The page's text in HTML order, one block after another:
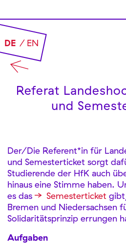
DE EN
Referat
und
Der/Die Referent*in für
und Semesterticket sorgt
Studierende der HfK auch
hinaus eine Stimme haben.
es das
Semesterticket
Bremen und Niedersachsen
Solidaritätsprinzip errungen
Aufgaben